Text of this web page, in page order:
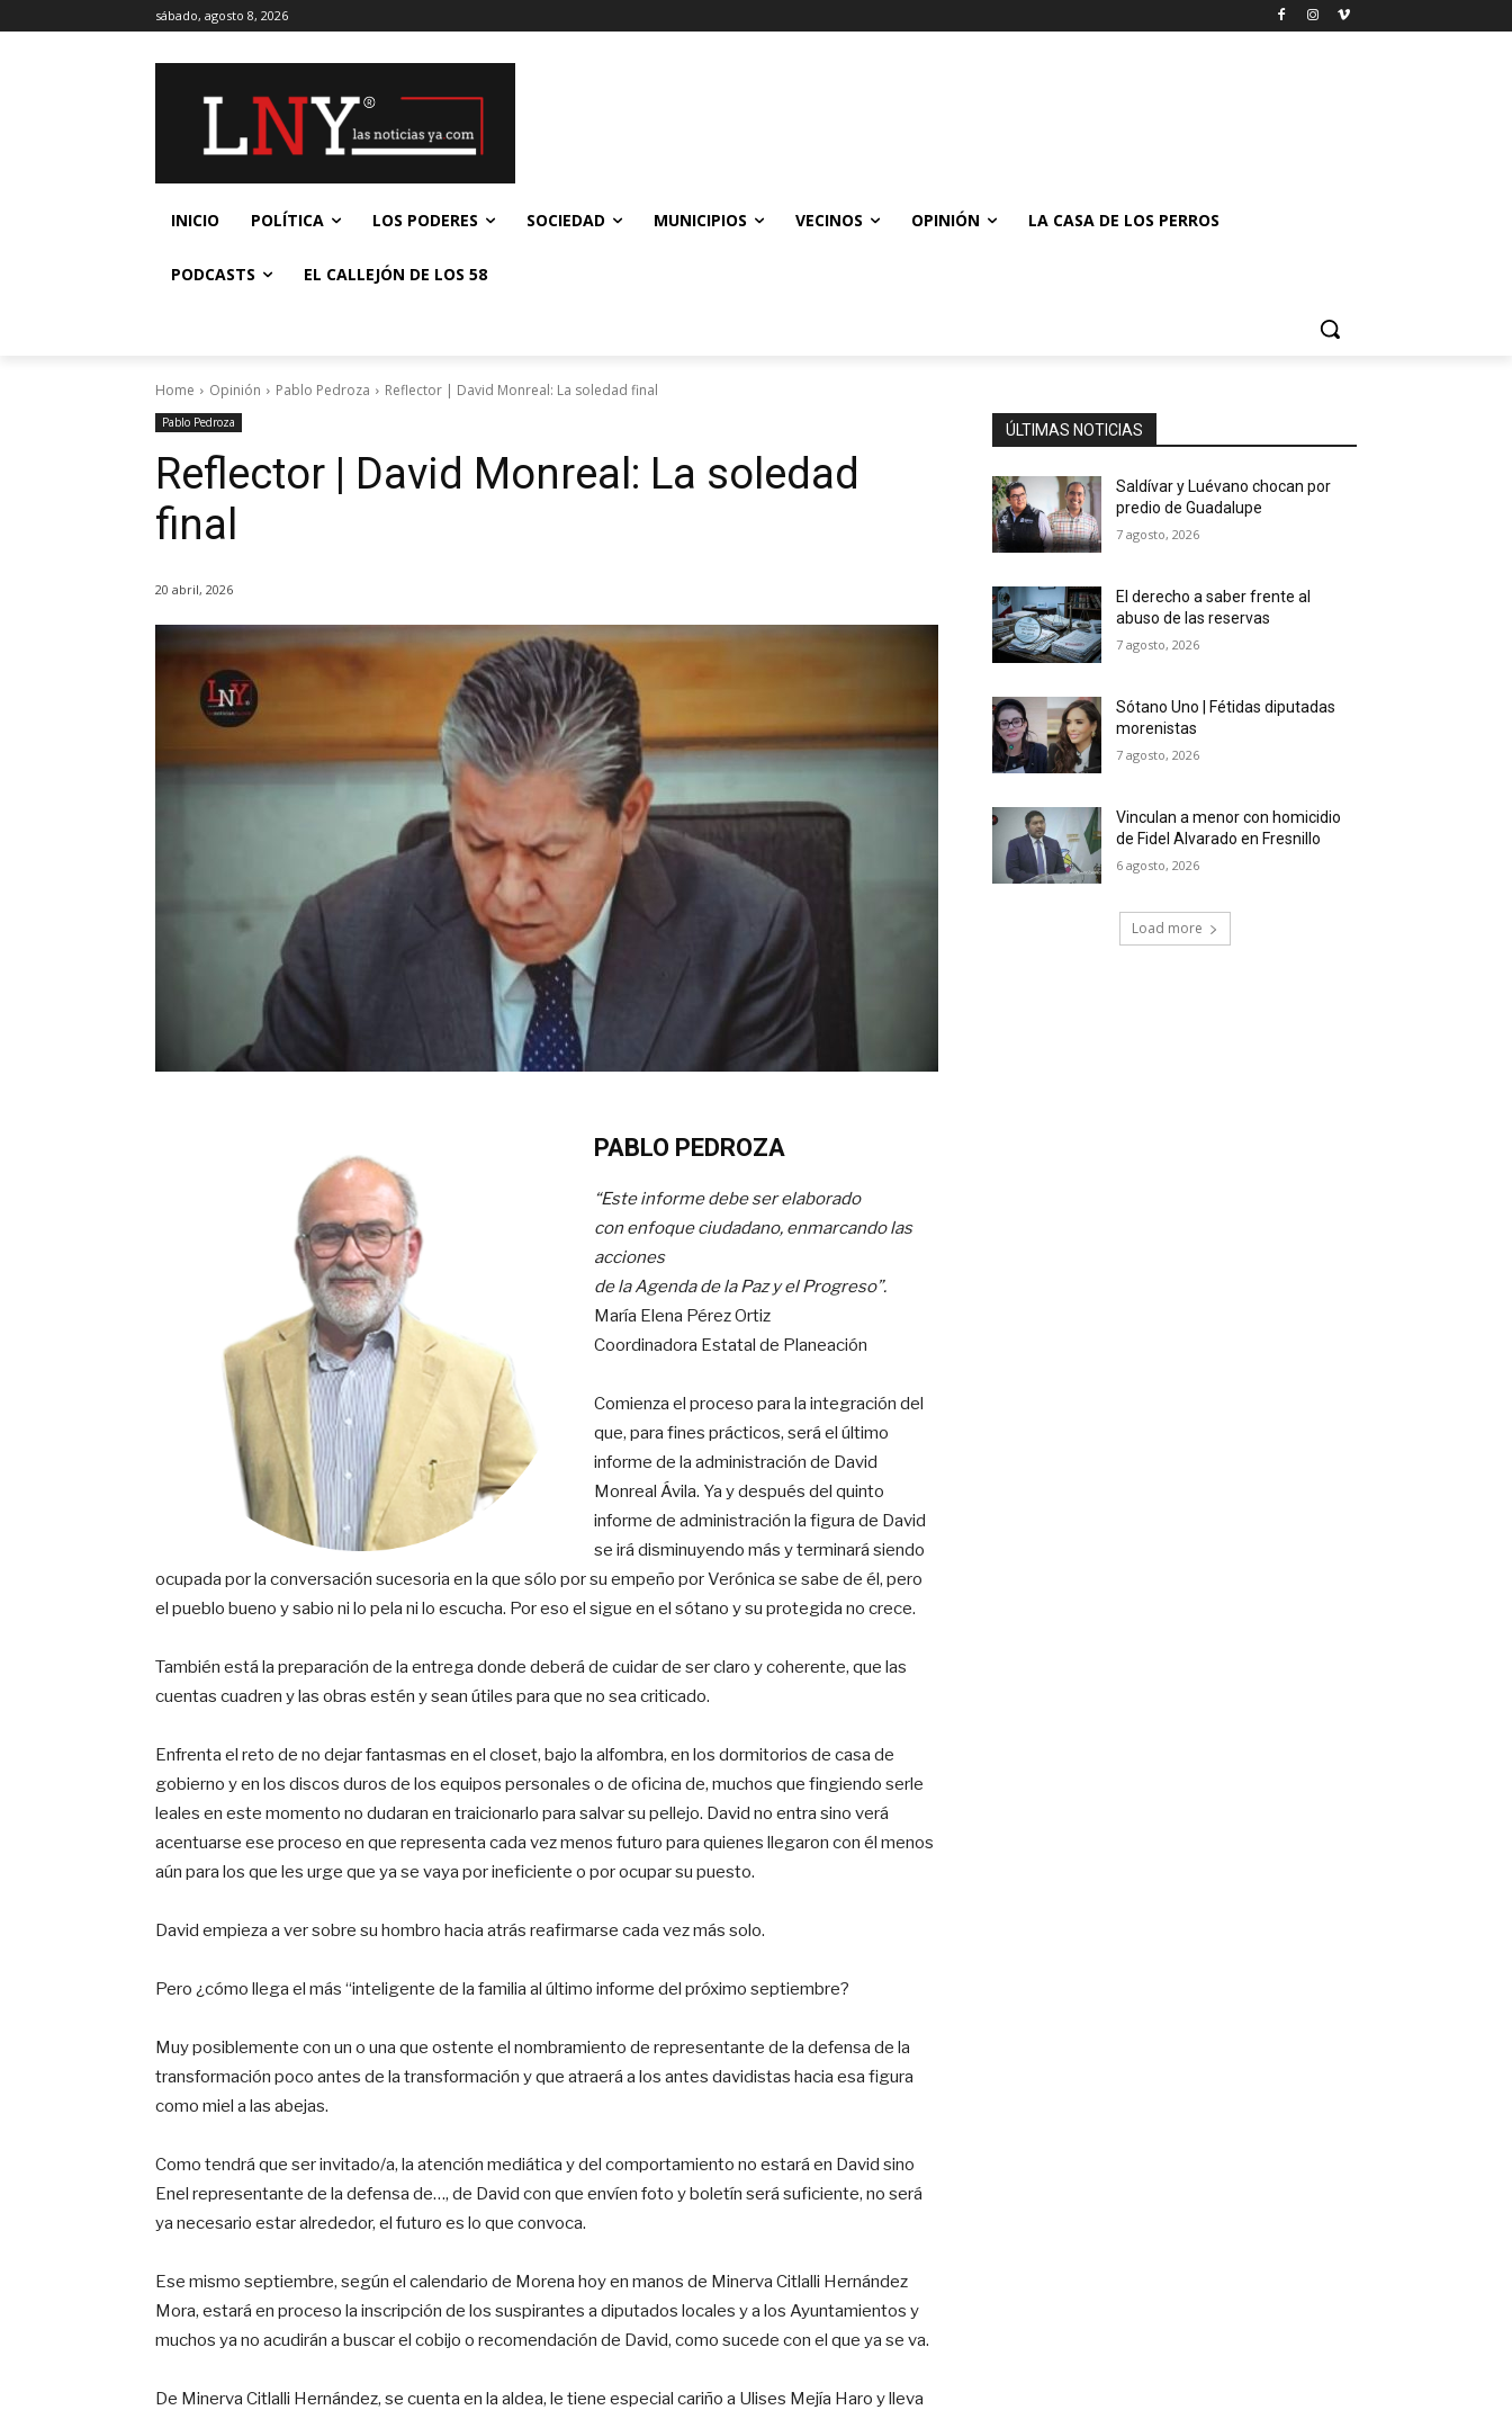
sábado, agosto 8, 2026
INICIO POLÍTICA LOS PODERES SOCIEDAD MUNICIPIOS VECINOS OPINIÓN LA CASA DE LOS PERROS
PODCASTS EL CALLEJÓN DE LOS 58
Home Opinión Pablo Pedroza Reflector | David Monreal: La soledad final
Pablo Pedroza
Reflector | David Monreal: La soledad
final
20 abril, 2026
PABLO PEDROZA
“Este informe debe ser elaborado
con enfoque ciudadano, enmarcando las
acciones
de la Agenda de la Paz y el Progreso”.
María Elena Pérez Ortiz
Coordinadora Estatal de Planeación
Comienza el proceso para la integración del
que, para fines prácticos, será el último
informe de la administración de David
Monreal Ávila. Ya y después del quinto
informe de administración la figura de David
se irá disminuyendo más y terminará siendo
ocupada por la conversación sucesoria en la que sólo por su empeño por Verónica se sabe de él, pero
el pueblo bueno y sabio ni lo pela ni lo escucha. Por eso el sigue en el sótano y su protegida no crece.
También está la preparación de la entrega donde deberá de cuidar de ser claro y coherente, que las
cuentas cuadren y las obras estén y sean útiles para que no sea criticado.
Enfrenta el reto de no dejar fantasmas en el closet, bajo la alfombra, en los dormitorios de casa de
gobierno y en los discos duros de los equipos personales o de oficina de, muchos que fingiendo serle
leales en este momento no dudaran en traicionarlo para salvar su pellejo. David no entra sino verá
acentuarse ese proceso en que representa cada vez menos futuro para quienes llegaron con él menos
aún para los que les urge que ya se vaya por ineficiente o por ocupar su puesto.
David empieza a ver sobre su hombro hacia atrás reafirmarse cada vez más solo.
Pero ¿cómo llega el más “inteligente de la familia al último informe del próximo septiembre?
Muy posiblemente con un o una que ostente el nombramiento de representante de la defensa de la
transformación poco antes de la transformación y que atraerá a los antes davidistas hacia esa figura
como miel a las abejas.
Como tendrá que ser invitado/a, la atención mediática y del comportamiento no estará en David sino
Enel representante de la defensa de…, de David con que envíen foto y boletín será suficiente, no será
ya necesario estar alrededor, el futuro es lo que convoca.
Ese mismo septiembre, según el calendario de Morena hoy en manos de Minerva Citlalli Hernández
Mora, estará en proceso la inscripción de los suspirantes a diputados locales y a los Ayuntamientos y
muchos ya no acudirán a buscar el cobijo o recomendación de David, como sucede con el que ya se va.
De Minerva Citlalli Hernández, se cuenta en la aldea, le tiene especial cariño a Ulises Mejía Haro y lleva
ÚLTIMAS NOTICIAS
Saldívar y Luévano chocan por
predio de Guadalupe
7 agosto, 2026
El derecho a saber frente al
abuso de las reservas
7 agosto, 2026
Sótano Uno | Fétidas diputadas
morenistas
7 agosto, 2026
Vinculan a menor con homicidio
de Fidel Alvarado en Fresnillo
6 agosto, 2026
Load more